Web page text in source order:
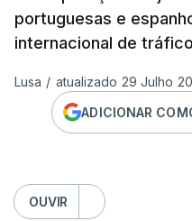
portuguesas e
internacional de
Lusa / atualizado 29 Julho
ADICIONAR
OUVIR